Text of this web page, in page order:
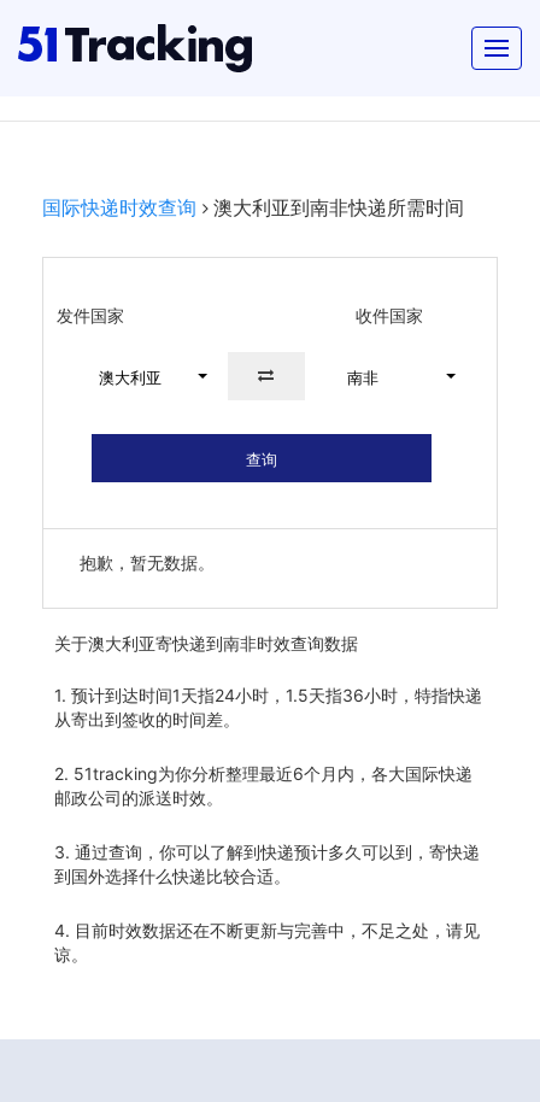
国际快递时效查询 澳大利亚到南非快递所需时间
发件国家 收件国家
澳大利亚 南非
查询
抱歉，暂无数据。
关于澳大利亚寄快递到南非时效查询数据
1. 预计到达时间1天指24小时，1.5天指36小时，特指快递
从寄出到签收的时间差。
2. 51tracking为你分析整理最近6个月内，各大国际快递
邮政公司的派送时效。
3. 通过查询，你可以了解到快递预计多久可以到，寄快递
到国外选择什么快递比较合适。
4. 目前时效数据还在不断更新与完善中，不足之处，请见
谅。